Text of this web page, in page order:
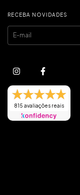
RECEBA NOVIDADES
815 avaliações reais